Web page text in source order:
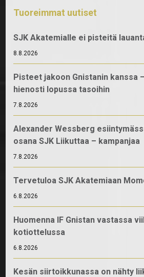
Tuoreimmat uutiset
SJK Akatemialle ei pisteitä
8.8.2026
Pisteet jakoon Gnistanin kanssa
hienosti lopussa tasoihin
7.8.2026
Alexander Wessberg
osana SJK Liikuttaa – kampanjaa
7.8.2026
Tervetuloa SJK Akatemiaan
6.8.2026
Huomenna IF Gnistan vastassa
kotiottelussa
6.8.2026
Kesän siirtoikkunassa on nähty